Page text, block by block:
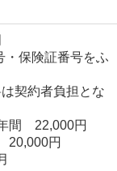
保険証番号をふ
契約者負担とな
間 22,000円
円